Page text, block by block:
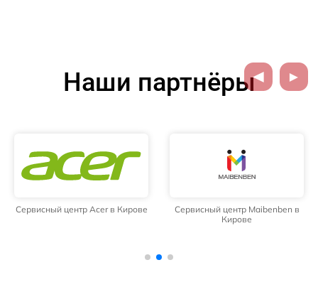
Наши партнёры
Сервисный центр Acer в Кирове
Сервисный центр Maibenben в
Кирове